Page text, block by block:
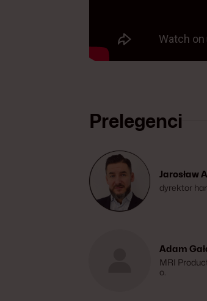
Prelegenci
Jarosław
dyrektor
Adam
MRI
o.